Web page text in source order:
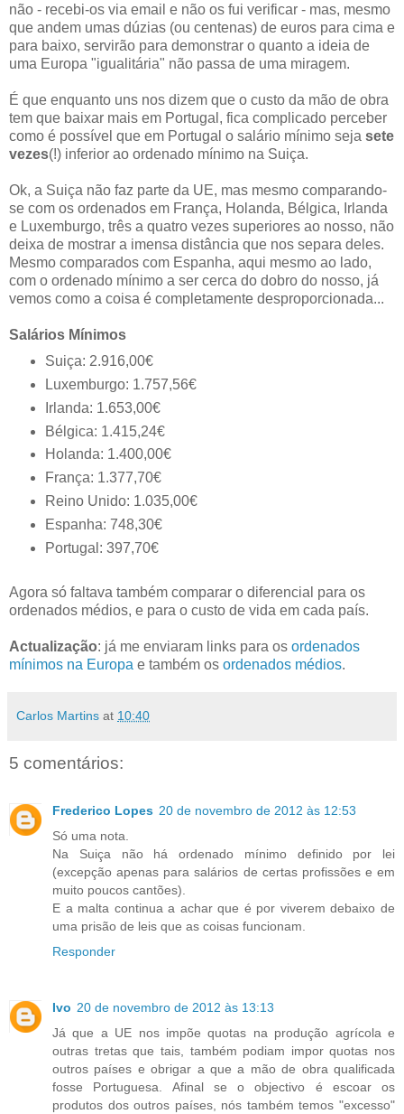
não - recebi-os via email e não os fui verificar - mas, mesmo
que andem umas dúzias (ou centenas) de euros para cima e
para baixo, servirão para demonstrar o quanto a ideia de
uma Europa "igualitária" não passa de uma miragem.
É que enquanto uns nos dizem que o custo da mão de obra
tem que baixar mais em Portugal, fica complicado perceber
como é possível que em Portugal o salário mínimo seja sete
vezes(!) inferior ao ordenado mínimo na Suiça.
Ok, a Suiça não faz parte da UE, mas mesmo comparando-
se com os ordenados em França, Holanda, Bélgica, Irlanda
e Luxemburgo, três a quatro vezes superiores ao nosso, não
deixa de mostrar a imensa distância que nos separa deles.
Mesmo comparados com Espanha, aqui mesmo ao lado,
com o ordenado mínimo a ser cerca do dobro do nosso, já
vemos como a coisa é completamente desproporcionada...
Salários Mínimos
Suiça: 2.916,00€
Luxemburgo: 1.757,56€
Irlanda: 1.653,00€
Bélgica: 1.415,24€
Holanda: 1.400,00€
França: 1.377,70€
Reino Unido: 1.035,00€
Espanha: 748,30€
Portugal: 397,70€
Agora só faltava também comparar o diferencial para os
ordenados médios, e para o custo de vida em cada país.
Actualização: já me enviaram links para os ordenados
mínimos na Europa e também os ordenados médios.
Carlos Martins at 10:40
5 comentários:
Frederico Lopes 20 de novembro de 2012 às 12:53
Só uma nota.
Na Suiça não há ordenado mínimo definido por lei
(excepção apenas para salários de certas profissões e em
muito poucos cantões).
E a malta continua a achar que é por viverem debaixo de
uma prisão de leis que as coisas funcionam.
Responder
Ivo 20 de novembro de 2012 às 13:13
Já que a UE nos impõe quotas na produção agrícola e
outras tretas que tais, também podiam impor quotas nos
outros países e obrigar a que a mão de obra qualificada
fosse Portuguesa. Afinal se o objectivo é escoar os
produtos dos outros países, nós também temos "excesso"